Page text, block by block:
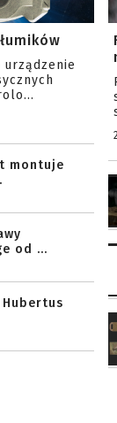
urządzenie
montuje
od ...